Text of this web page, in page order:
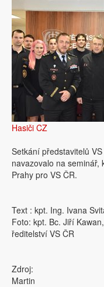
Hasiči CZ
Setkání představitelů
navazovalo na seminář,
Prahy pro VS ČR.
Text : kpt. Ing. Ivana
Foto: kpt. Bc. Jiří
ředitelství VS ČR
Zdroj:
Martin